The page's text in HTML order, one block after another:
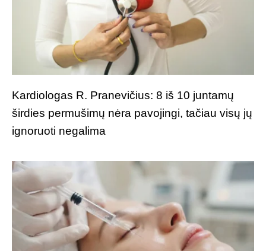
Kardiologas R. Pranevičius: 8 iš 10 juntamų
širdies permušimų nėra pavojingi, tačiau visų jų
ignoruoti negalima